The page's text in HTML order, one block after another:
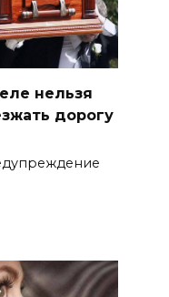
нельзя
дорогу